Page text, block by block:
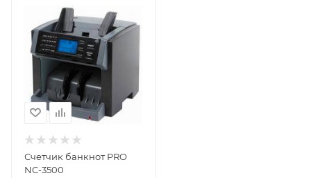
Счетчик банкнот PRO
NC-3500